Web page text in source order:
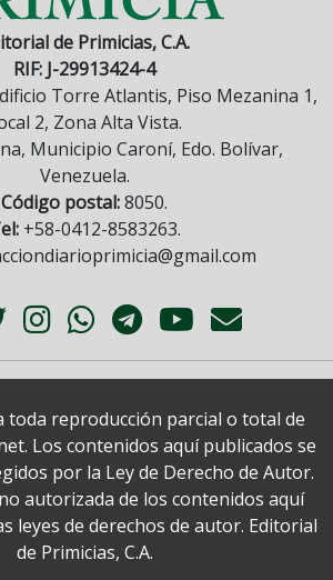
de Primicias, C.A.
RIF: J-29913424-4
Torre Atlantis, Piso Mezanina 1,
2, Zona Alta Vista.
Municipio Caroní, Edo. Bolívar,
Venezuela.
Código postal:8050.
+58-0412-8583263.
toda reproducción parcial o total de
Los contenidos aquí publicados se
por la Ley de Derecho de Autor.
autorizada de los contenidos aquí
leyes de derechos de autor. Editorial
de Primicias, C.A.